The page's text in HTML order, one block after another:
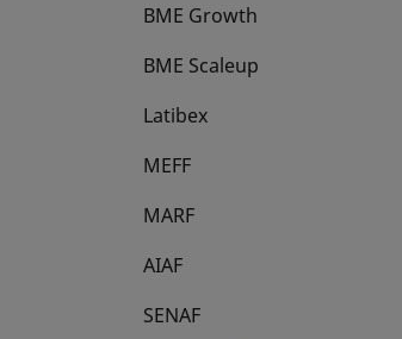
BME Growth
se abre en una pestaña nueva
BME Scaleup
se abre en una pestaña nueva
Latibex
se abre en una pestaña nueva
MEFF
se abre en una pestaña nueva
MARF
AIAF
SENAF